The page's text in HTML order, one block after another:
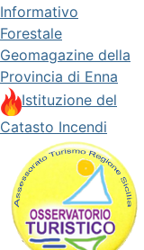
Informativo
Forestale
Geomagazine della
Provincia di Enna
Istituzione del
Catasto Incendi